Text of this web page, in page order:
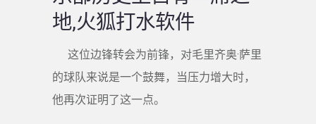
地,火狐打水软件
这位边锋转会为前锋，对毛里齐奥·萨里
的球队来说是一个鼓舞，当压力增大时，
他再次证明了这一点。